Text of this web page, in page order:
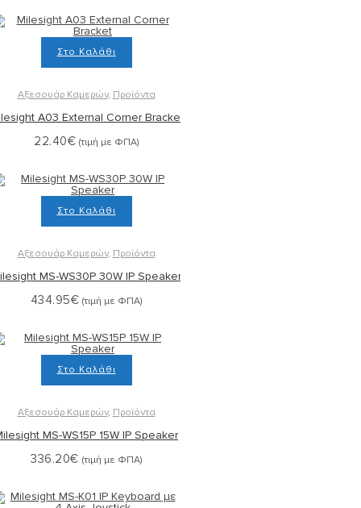
Στο Καλάθι
Αξεσουάρ Καμερών, Προϊόντα
A03 External Corner Bracket
22.40€ (τιμή με ΦΠΑ)
Στο Καλάθι
Αξεσουάρ Καμερών, Προϊόντα
MS-WS30P 30W IP Speaker
434.95€ (τιμή με ΦΠΑ)
Στο Καλάθι
Αξεσουάρ Καμερών, Προϊόντα
MS-WS15P 15W IP Speaker
336.20€ (τιμή με ΦΠΑ)